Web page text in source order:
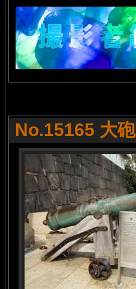
No.15165 大砲